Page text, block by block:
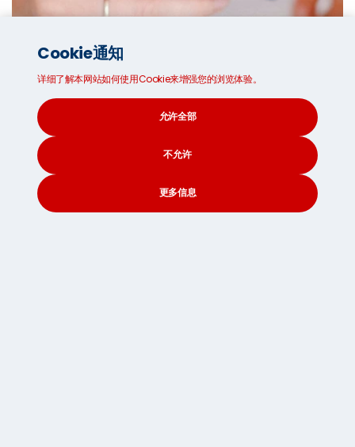
可避免的额外收费
我们在本页解释无隐藏收费保证，并提供建议，帮您避免不
必要的费用。
Cookie通知
详细了解本网站如何使用Cookie来增强您的浏览体验。
允许全部
不允许
更多信息